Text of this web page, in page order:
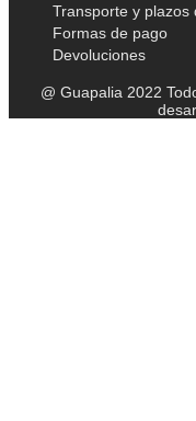
Transporte y plazos
Formas de pago
Devoluciones
@ Guapalia 2022